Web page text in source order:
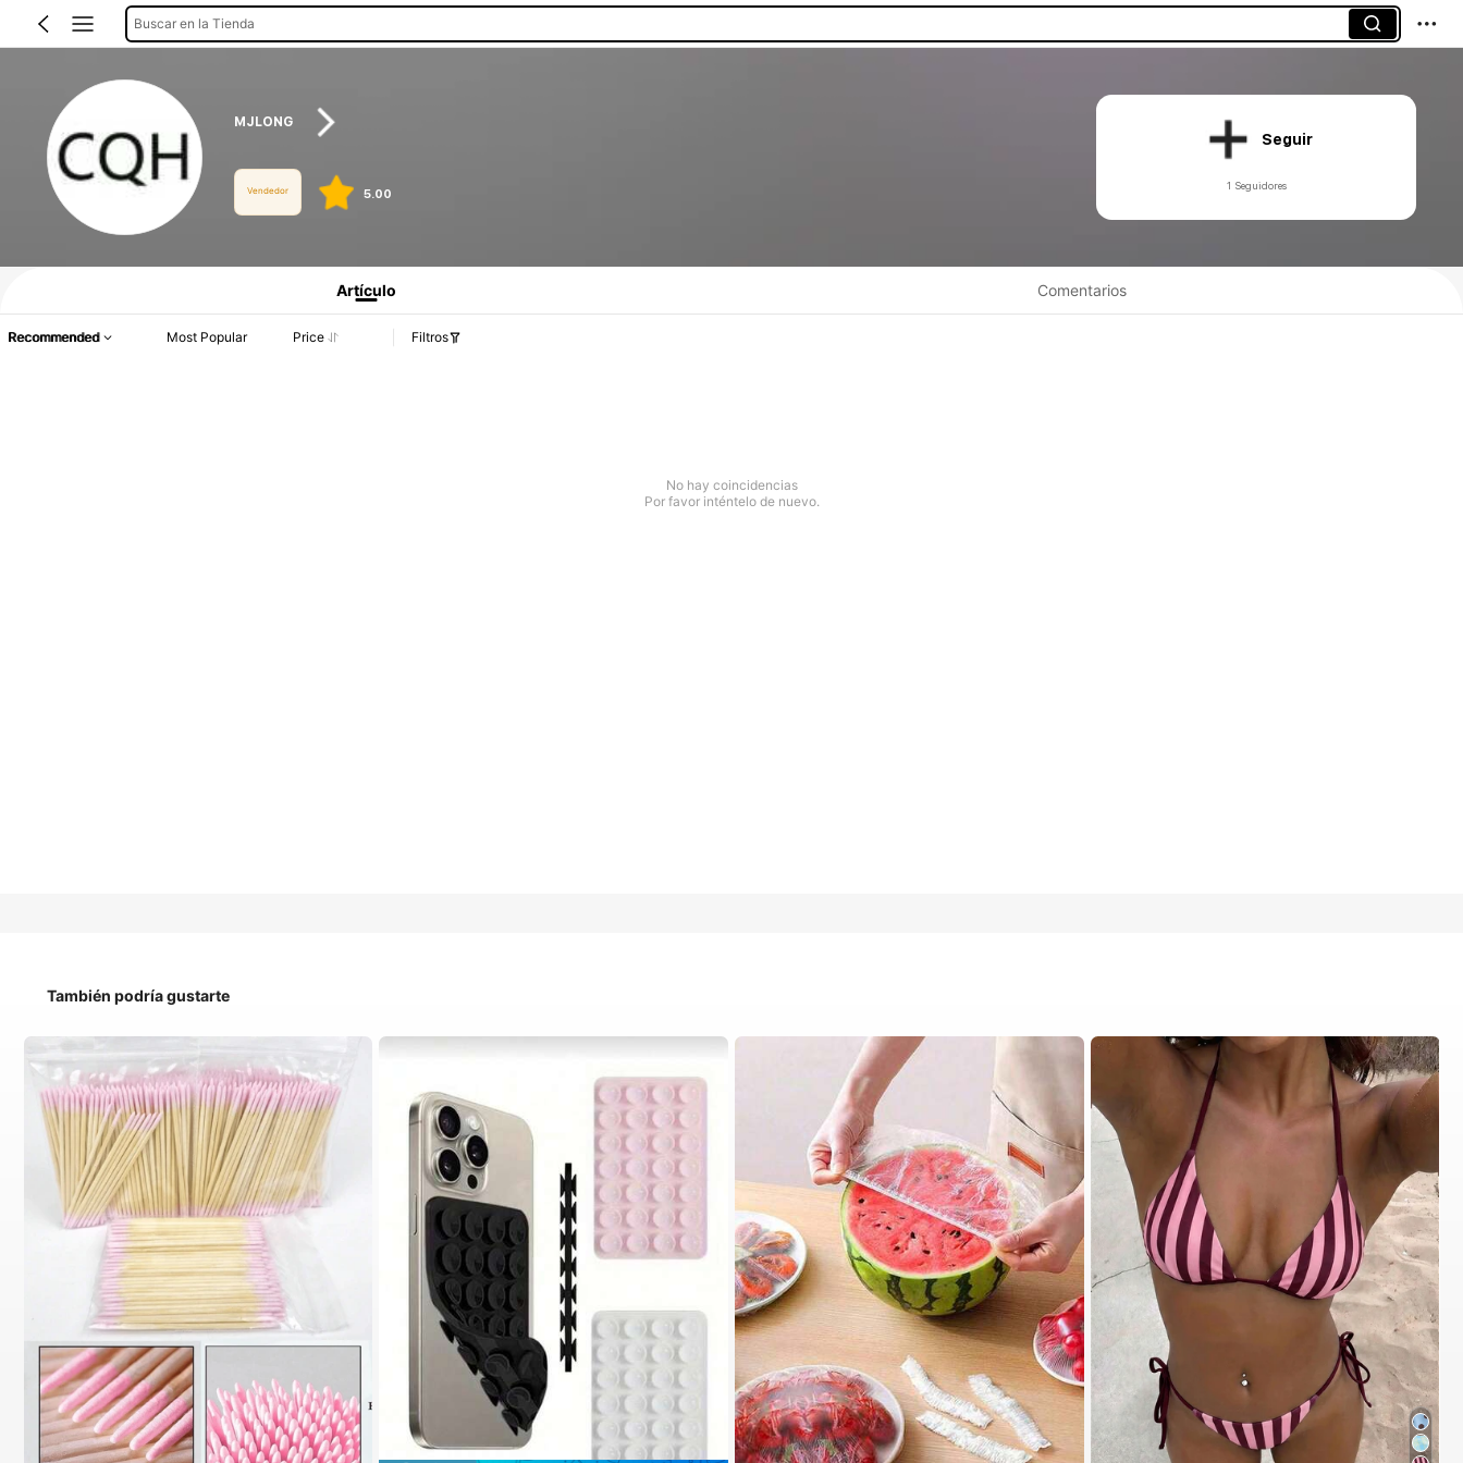
Buscar en la Tienda
MJLONG
Vendedor 5.00
Seguir
1 Seguidores
Información del producto: Divulgación de precios, detalles de ventas y existencias.
Artículo Comentarios
Recommended Most Popular Price Filtros
No hay coincidencias
Por favor inténtelo de nuevo.
También podría gustarte